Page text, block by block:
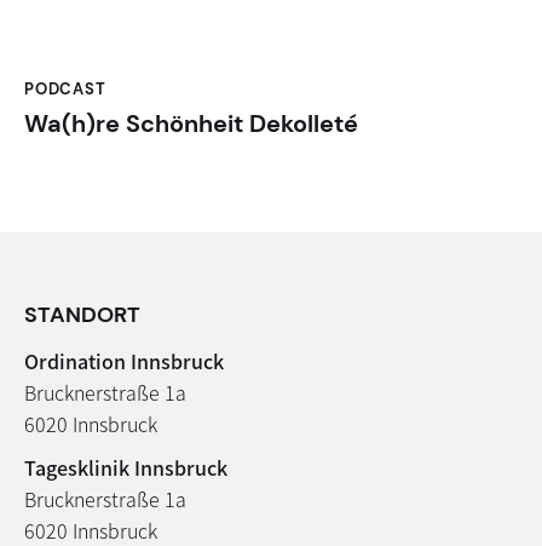
PODCAST
Wa(h)re Schönheit Dekolleté
STANDORT
Ordination Innsbruck
Brucknerstraße 1a
6020 Innsbruck
Tagesklinik Innsbruck
Brucknerstraße 1a
6020 Innsbruck